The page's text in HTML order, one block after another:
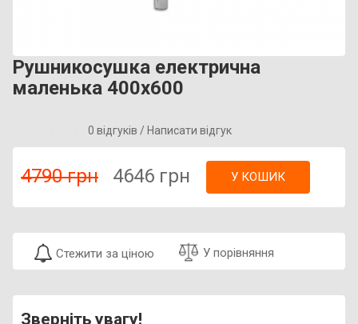
Рушникосушка електрична
маленька 400x600
0 відгуків / Написати відгук
4790 грн 4646 грн У КОШИК
Стежити за ціною У порівняння
Зверніть увагу!